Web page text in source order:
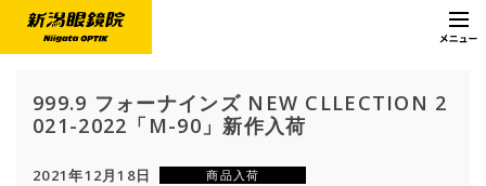
999.9 フォーナインズ NEW CLLECTION 2
021-2022「M-90」新作入荷
2021年12月18日 商品入荷